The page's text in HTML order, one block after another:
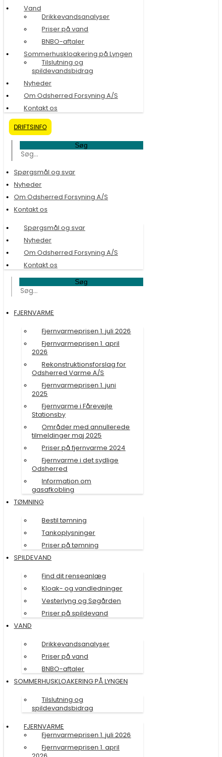
Vand
Drikkevandsanalyser
Priser på vand
BNBO-aftaler
Sommerhuskloakering på Lyngen
Tilslutning og
spildevandsbidrag
Nyheder
Om Odsherred Forsyning A/S
Kontakt os
DRIFTSINFO
Søg
Spørgsmål og svar
Nyheder
Om Odsherred Forsyning A/S
Kontakt os
Spørgsmål og svar
Nyheder
Om Odsherred Forsyning A/S
Kontakt os
Søg
FJERNVARME
Fjernvarmeprisen 1. juli 2026
Fjernvarmeprisen 1. april
2026
Rekonstruktionsforslag for
Odsherred Varme A/S
Fjernvarmeprisen 1. juni
2025
Fjernvarme i Fårevejle
Stationsby
Områder med annullerede
tilmeldinger maj 2025
Priser på fjernvarme 2024
Fjernvarme i det sydlige
Odsherred
Information om
gasafkobling
TØMNING
Bestil tømning
Tankoplysninger
Priser på tømning
SPILDEVAND
Find dit renseanlæg
Kloak- og vandledninger
Vesterlyng og Søgården
Priser på spildevand
VAND
Drikkevandsanalyser
Priser på vand
BNBO-aftaler
SOMMERHUSKLOAKERING PÅ LYNGEN
Tilslutning og
spildevandsbidrag
FJERNVARME
Fjernvarmeprisen 1. juli 2026
Fjernvarmeprisen 1. april